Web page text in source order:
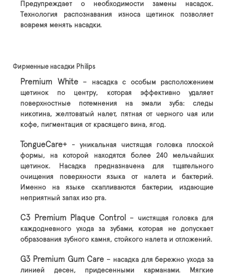
Предупреждает о необходимости замены насадок.
Технология распознавания износа щетинок позволяет
вовремя менять насадки.
Фирменные насадки Philips
Premium White
– насадка с особым расположением
щетинок по центру, которая эффективно удаляет
поверхностные потемнения на эмали зуба: следы
никотина, желтоватый налет, пятная от черного чая или
кофе, пигментация от красящего вина, ягод.
TongueCare+
- уникальная чистящая головка плоской
формы, на которой находятся более 240 мельчайших
щетинок. Насадка предназначена для тщательного
очищения поверхности языка от налета и бактерий.
Именно на языке скапливаются бактерии, издающие
неприятный запах изо рта.
C3 Premium Plaque Control
– чистящая головка для
каждодневного ухода за зубами, которая не допускает
образования зубного камня, стойкого налета и отложений.
G3 Premium Gum Care – насадка для бережно ухода за
линией десен, придесенными карманами. Мягкие